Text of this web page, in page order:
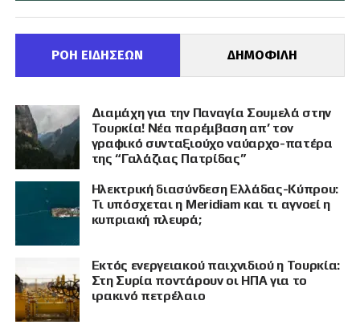
ΡΟΗ ΕΙΔΗΣΕΩΝ ΔΗΜΟΦΙΛΗ
Διαμάχη για την Παναγία Σουμελά στην
Τουρκία! Νέα παρέμβαση απ’ τον
γραφικό συνταξιούχο ναύαρχο-πατέρα
της “Γαλάζιας Πατρίδας”
Ηλεκτρική διασύνδεση Ελλάδας-Κύπρου:
Τι υπόσχεται η Meridiam και τι αγνοεί η
κυπριακή πλευρά;
Εκτός ενεργειακού παιχνιδιού η Τουρκία:
Στη Συρία ποντάρουν οι ΗΠΑ για το
ιρακινό πετρέλαιο